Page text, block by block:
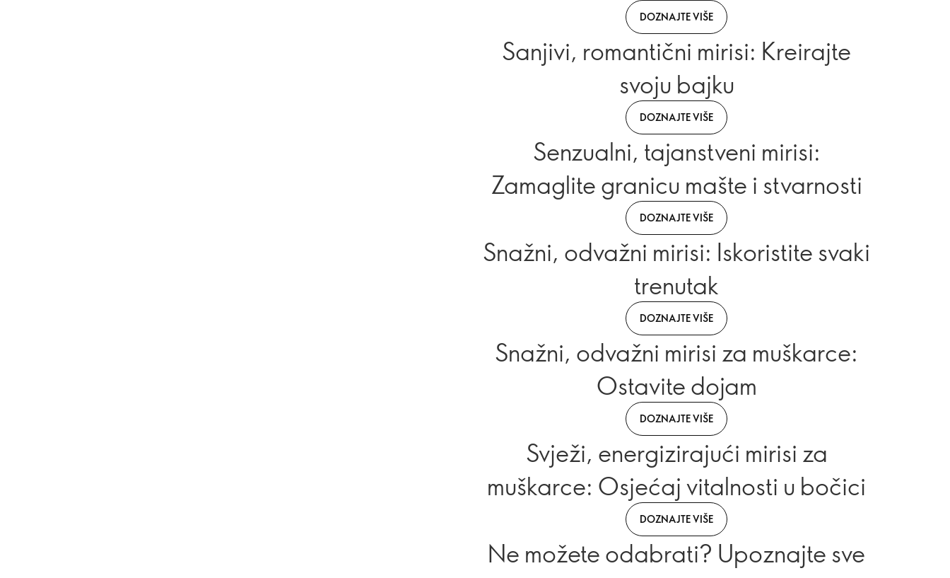
DOZNAJTE VIŠE
Sanjivi, romantični mirisi: Kreirajte
svoju bajku
DOZNAJTE VIŠE
Senzualni, tajanstveni mirisi:
Zamaglite granicu mašte i stvarnosti
DOZNAJTE VIŠE
Snažni, odvažni mirisi: Iskoristite svaki
trenutak
DOZNAJTE VIŠE
Snažni, odvažni mirisi za muškarce:
Ostavite dojam
DOZNAJTE VIŠE
Svježi, energizirajući mirisi za
muškarce: Osjećaj vitalnosti u bočici
DOZNAJTE VIŠE
Ne možete odabrati? Upoznajte sve